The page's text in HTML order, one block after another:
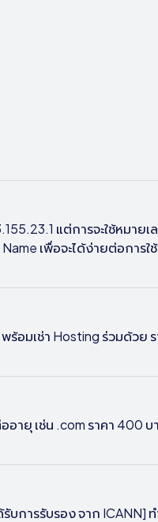
แต่การจะใช้หมาย
เพื่อจะได้ง่ายต่อการใ
ร้อมเช่า Hosting ร่วมด้วย
อายุ เช่น .com ราคา 400 บ
ารรับรอง จาก ICANN] ท